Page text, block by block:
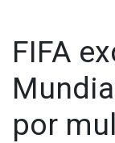
FIFA
por